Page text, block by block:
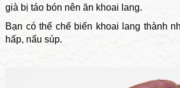
già bị táo bón nên ăn khoai lang.
Bạn có thể chế biến khoai lang thành
hấp, nấu súp.